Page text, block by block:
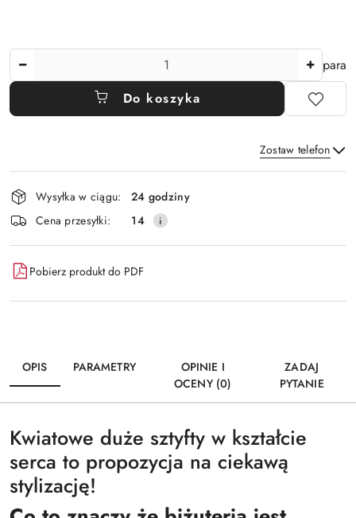
para
Do koszyka
Zostaw telefon
Wyślij
Dostępność
i
dostawa
Wysyłka w ciągu:
24 godziny
Cena przesyłki:
14
Pobierz produkt do PDF
OPIS PARAMETRY
OPINIE I
OCENY (0)
ZADAJ
PYTANIE
Kwiatowe duże sztyfty w kształcie
serca to propozycja na ciekawą
stylizację!